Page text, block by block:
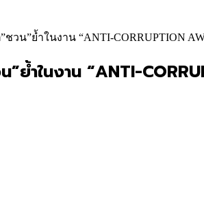
วน”ย้ำในงาน “ANTI-CORRUPTION
ย้ำในงาน “ANTI-